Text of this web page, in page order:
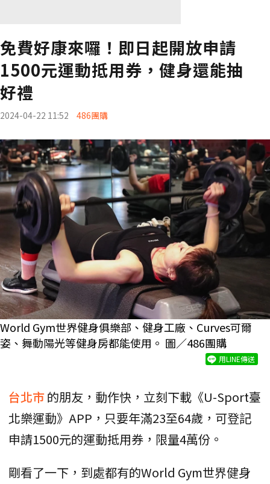
免費好康來囉！即日起開放申請
1500元運動抵用券，健身還能抽
好禮
2024-04-22 11:52 486團購
World Gym世界健身俱樂部、健身工廠、Curves可爾
姿、舞動陽光等健身房都能使用。 圖／486團購
用LINE傳送
台北市的朋友，動作快，立刻下載《U-Sport臺
北樂運動》APP，只要年滿23至64歲，可登記
申請1500元的運動抵用券，限量4萬份。
剛看了一下，到處都有的World Gym世界健身